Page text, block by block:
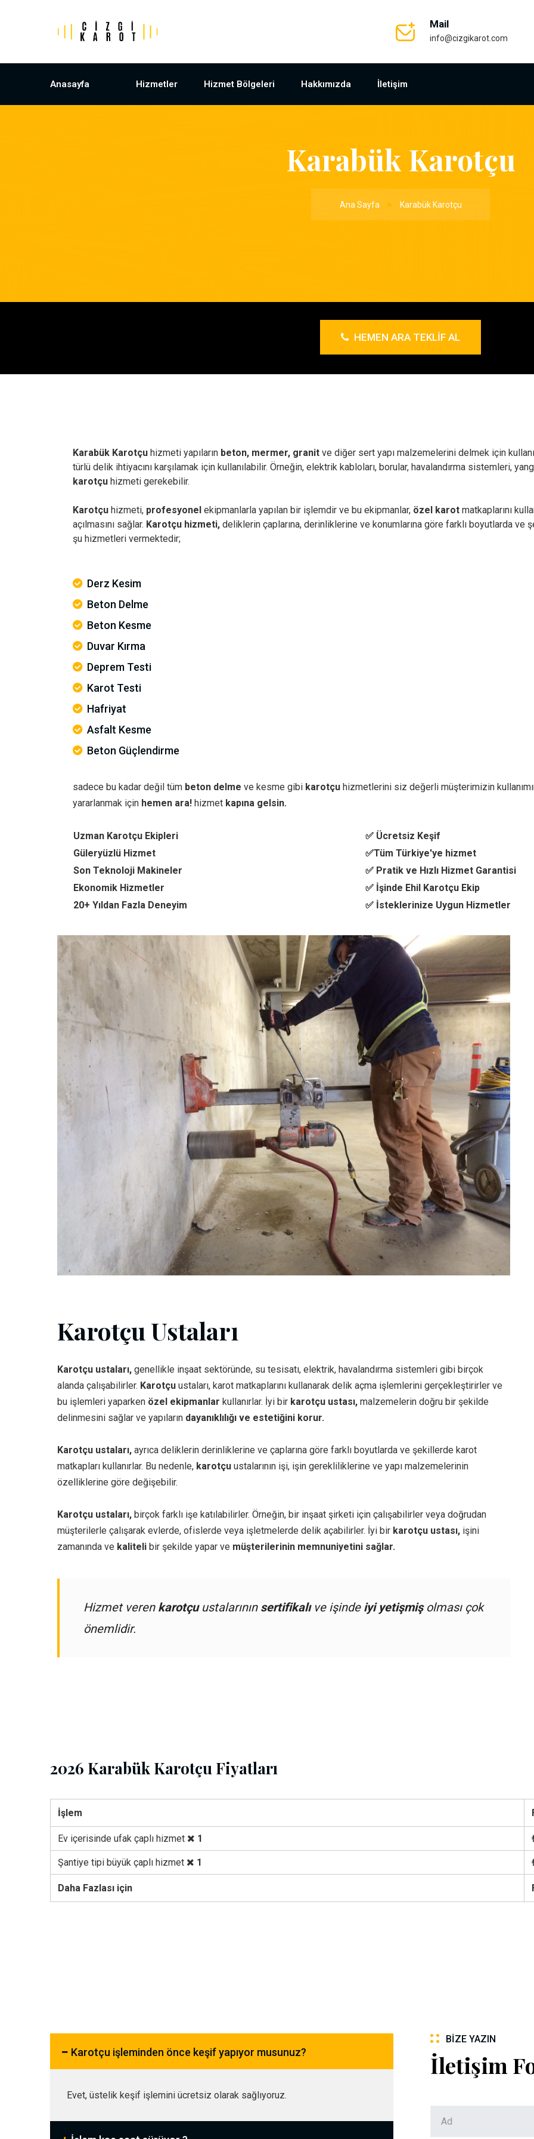
Mail
info@cizgikarot.com
Anasayfa Hizmetler Hizmet Bölgeleri Hakkımızda İletişim
Karabük Karotçu
Ana Sayfa Karabük Karotçu
HEMEN ARA TEKLIF AL
Karabük Karotçu hizmeti yapıların beton, mermer, granit ve diğer sert yapı malzemelerini delmek için
türlü delik ihtiyacını karşılamak için kullanılabilir. Örneğin, elektrik kabloları, borular, havalandırma sistemleri,
karotçu hizmeti gerekebilir.
Karotçu hizmeti, profesyonel ekipmanlarla yapılan bir işlemdir ve bu ekipmanlar, özel karot matkaplarını
açılmasını sağlar. Karotçu hizmeti, deliklerin çaplarına, derinliklerine ve konumlarına göre farklı boyutlarda ve
şu hizmetleri vermektedir;
Derz Kesim
Beton Delme
Beton Kesme
Duvar Kırma
Deprem Testi
Karot Testi
Hafriyat
Asfalt Kesme
Beton Güçlendirme
sadece bu kadar değil tüm beton delme ve kesme gibi karotçu hizmetlerini siz değerli müşterimizin
yararlanmak için hemen ara! hizmet kapına gelsin.
Uzman Karotçu Ekipleri
✅ Ücretsiz Keşif
Güleryüzlü Hizmet
✅Tüm Türkiye'ye hizmet
Son Teknoloji Makineler
✅ Pratik ve Hızlı Hizmet Garantisi
Ekonomik Hizmetler
✅ İşinde Ehil Karotçu Ekip
20+ Yıldan Fazla Deneyim
✅ İsteklerinize Uygun Hizmetler
Karotçu Ustaları
Karotçu ustaları, genellikle inşaat sektöründe, su tesisatı, elektrik, havalandırma sistemleri gibi birçok
alanda çalışabilirler. Karotçu ustaları, karot matkaplarını kullanarak delik açma işlemlerini gerçekleştirirler ve
bu işlemleri yaparken özel ekipmanlar kullanırlar. İyi bir karotçu ustası, malzemelerin doğru bir şekilde
delinmesini sağlar ve yapıların dayanıklılığı ve estetiğini korur.
Karotçu ustaları, ayrıca deliklerin derinliklerine ve çaplarına göre farklı boyutlarda ve şekillerde karot
matkapları kullanırlar. Bu nedenle, karotçu ustalarının işi, işin gerekliliklerine ve yapı malzemelerinin
özelliklerine göre değişebilir.
Karotçu ustaları, birçok farklı işe katılabilirler. Örneğin, bir inşaat şirketi için çalışabilirler veya doğrudan
müşterilerle çalışarak evlerde, ofislerde veya işletmelerde delik açabilirler. İyi bir karotçu ustası, işini
zamanında ve kaliteli bir şekilde yapar ve müşterilerinin memnuniyetini sağlar.
Hizmet veren karotçuustalarının sertifikalıve işinde iyi yetişmişolması çok
önemlidir.
2026 Karabük Karotçu Fiyatları
İşlem
Ev içerisinde ufak çaplı hizmet 1
Şantiye tipi büyük çaplı hizmet 1
Daha Fazlası için
Karotçu işleminden önce keşif yapıyor musunuz?
Evet, üstelik keşif işlemini ücretsiz olarak sağlıyoruz.
BIZE YAZIN
İletişim